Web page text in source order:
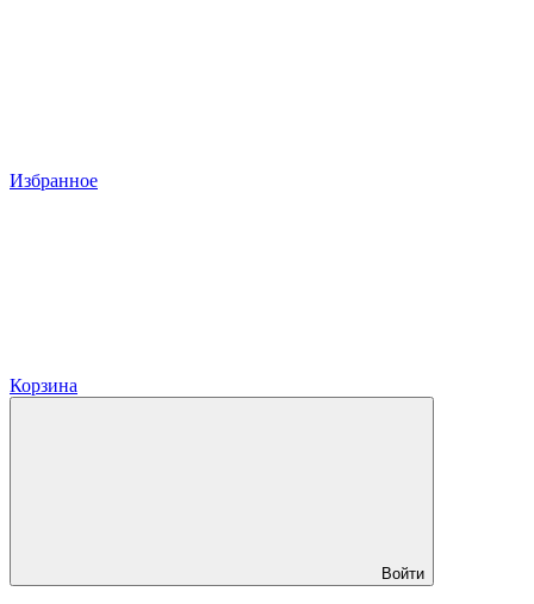
Избранное
Корзина
Войти